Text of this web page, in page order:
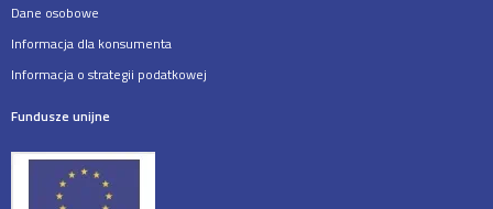
Dane osobowe
Informacja dla konsumenta
Informacja o strategii podatkowej
Fundusze unijne